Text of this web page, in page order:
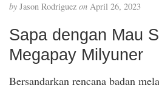
by Jason Rodriguez on April 26, 2023
Sapa dengan Mau
Megapay Milyuner
Bersandarkan rencana badan